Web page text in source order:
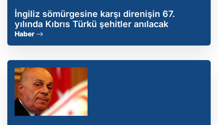
İngiliz sömürgesine karşı direnişin 67.
yılında Kıbrıs Türkü şehitler anılacak
Haber